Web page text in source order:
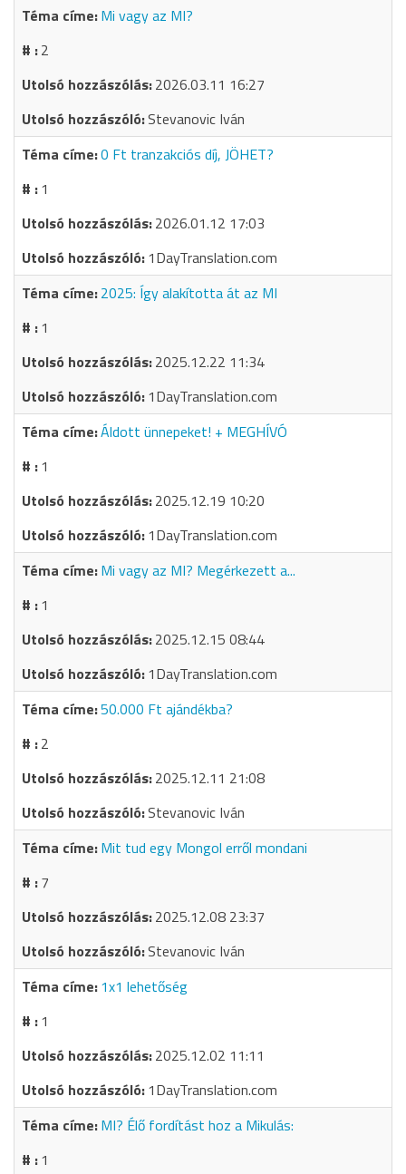
Mi vagy az MI?
2
2026.03.11 16:27
Stevanovic Iván
0 Ft tranzakciós díj, JÖHET?
1
2026.01.12 17:03
1DayTranslation.com
2025: Így alakította át az MI
1
2025.12.22 11:34
1DayTranslation.com
Áldott ünnepeket! + MEGHÍVÓ
1
2025.12.19 10:20
1DayTranslation.com
Mi vagy az MI? Megérkezett a...
1
2025.12.15 08:44
1DayTranslation.com
50.000 Ft ajándékba?
2
2025.12.11 21:08
Stevanovic Iván
Mit tud egy Mongol erről mondani
7
2025.12.08 23:37
Stevanovic Iván
1x1 lehetőség
1
2025.12.02 11:11
1DayTranslation.com
MI? Élő fordítást hoz a Mikulás:
1